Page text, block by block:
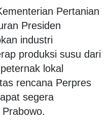
Pertanian
Presiden
industri
produksi susu dari
lokal
rencana Perpres
segera